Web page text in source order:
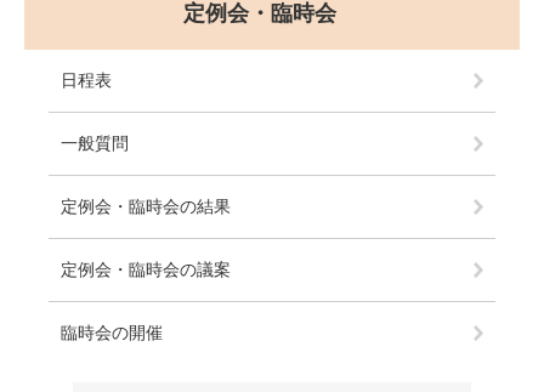
定例会・臨時会
日程表
一般質問
定例会・臨時会の結果
定例会・臨時会の議案
臨時会の開催